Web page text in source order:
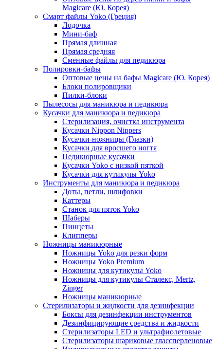
Magicare (Ю. Корея)
Смарт файлы Yoko (Греция)
Лодочка
Мини-баф
Прямая длинная
Прямая средняя
Сменные файлы для педикюра
Полировки-бафы
Оптовые цены на бафы Magicare (Ю. Корея)
Блоки полировщики
Пилки-блоки
Пылесосы для маникюра и педикюра
Кусачки для маникюра и педикюра
Стерилизация, очистка инструмента
Кусачки Nippon Nippers
Кусачки-ножницы (Глазки)
Кусачки для вросшего ногтя
Педикюрные кусачки
Кусачки Yoko с низкой пяткой
Кусачки для кутикулы Yoko
Инструменты для маникюра и педикюра
Доты, петли, шлифовки
Каттеры
Станок для пяток Yoko
Шаберы
Пинцеты
Клипперы
Ножницы маникюрные
Ножницы Yoko для резки форм
Ножницы Yoko Premium
Ножницы для кутикулы Yoko
Ножницы для кутикулы Сталекс, Mertz,
Zinger
Ножницы маникюрные
Стерилизаторы и жидкости для дезинфекции
Боксы для дезинфекции инструментов
Дезинфицирующие средства и жидкости
Стерилизаторы LED и ультрафиолетовые
Стерилизаторы шариковые глассперленовые